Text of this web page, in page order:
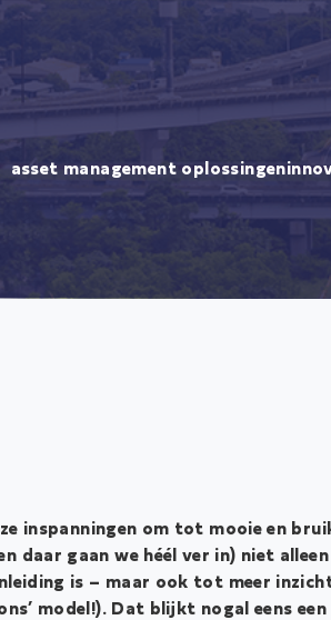
asset management oplossingen
inspanningen om tot mooie en
daar gaan we héél ver in) niet
is – maar ook tot meer
model!). Dat blijkt nogal eens